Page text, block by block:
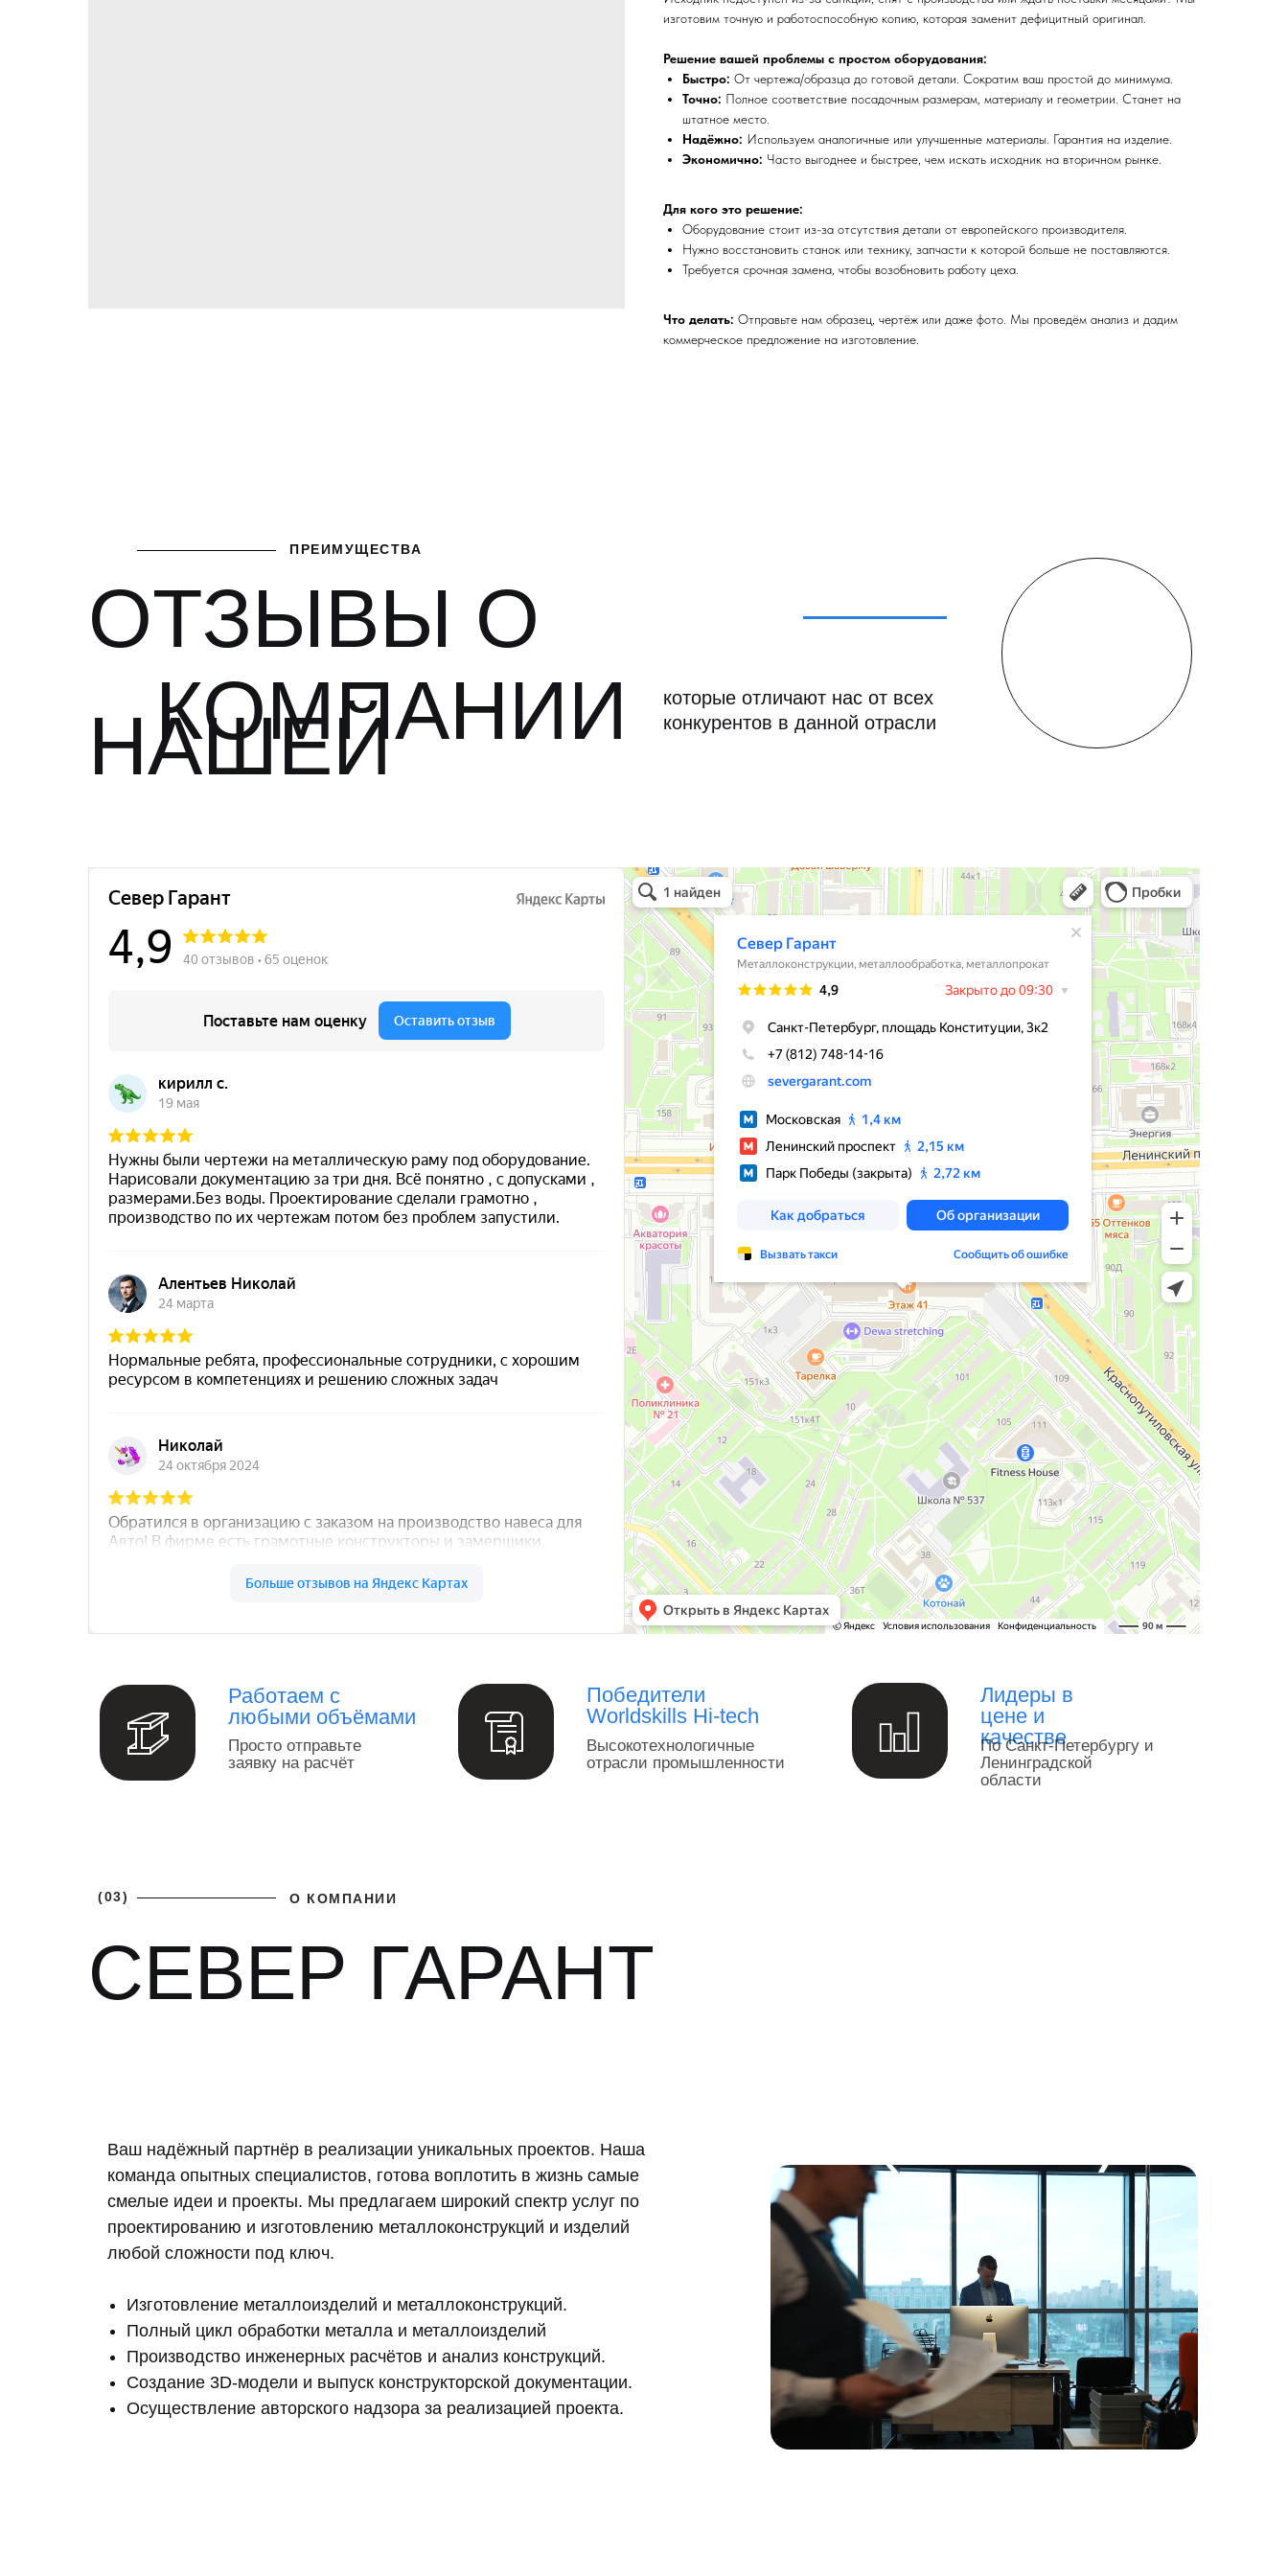
изготовим точную и работоспособную копию, которая заменит дефицитный оригинал.
Решение вашей проблемы с простом оборудования:
Быстро: От чертежа/образца до готовой детали. Сократим ваш простой до минимума.
Точно: Полное соответствие посадочным размерам, материалу и геометрии. Станет на
штатное место.
Надёжно: Используем аналогичные или улучшенные материалы. Гарантия на изделие.
Экономично: Часто выгоднее и быстрее, чем искать исходник на вторичном рынке.
Для кого это решение:
Оборудование стоит из-за отсутствия детали от европейского производителя.
Нужно восстановить станок или технику, запчасти к которой больше не поставляются.
Требуется срочная замена, чтобы возобновить работу цеха.
Что делать: Отправьте нам образец, чертёж или даже фото. Мы проведём анализ и дадим
коммерческое предложение на изготовление.
ОТЗЫВЫ О
НАШЕЙ
КОМПАНИИ
ПРЕИМУЩЕСТВА
которые отличают нас от всех
конкурентов в данной отрасли
Север Гарант Групп
Металлоконструкции в Санкт‑Петербурге
Металлообработка в Санкт‑Петербурге
Работаем с
любыми объёмами
Просто отправьте
заявку на расчёт
Лидеры в
цене и
качестве
По Санкт-Петербургу и
Ленинградской
области
Победители
Worldskills Hi-tech
Высокотехнологичные
отрасли промышленности
СЕВЕР ГАРАНТ
(03) О КОМПАНИИ
Ваш надёжный партнёр в реализации уникальных проектов. Наша
команда опытных специалистов, готова воплотить в жизнь самые
смелые идеи и проекты. Мы предлагаем широкий спектр услуг по
проектированию и изготовлению металлоконструкций и изделий
любой сложности под ключ.
Изготовление металлоизделий и металлоконструкций.
Полный цикл обработки металла и металлоизделий
Производство инженерных расчётов и анализ конструкций.
Создание 3D-модели и выпуск конструкторской документации.
Осуществление авторского надзора за реализацией проекта.